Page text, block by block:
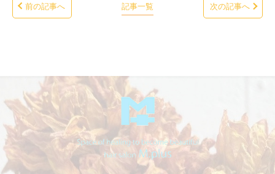
前の記事へ 記事一覧 次の記事へ